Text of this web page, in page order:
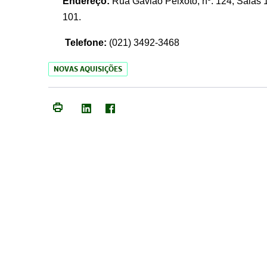
101.
Telefone: (021) 3492-3468
NOVAS AQUISIÇÕES